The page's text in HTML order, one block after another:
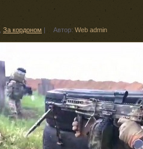
За кордоном | Автор: Web admin